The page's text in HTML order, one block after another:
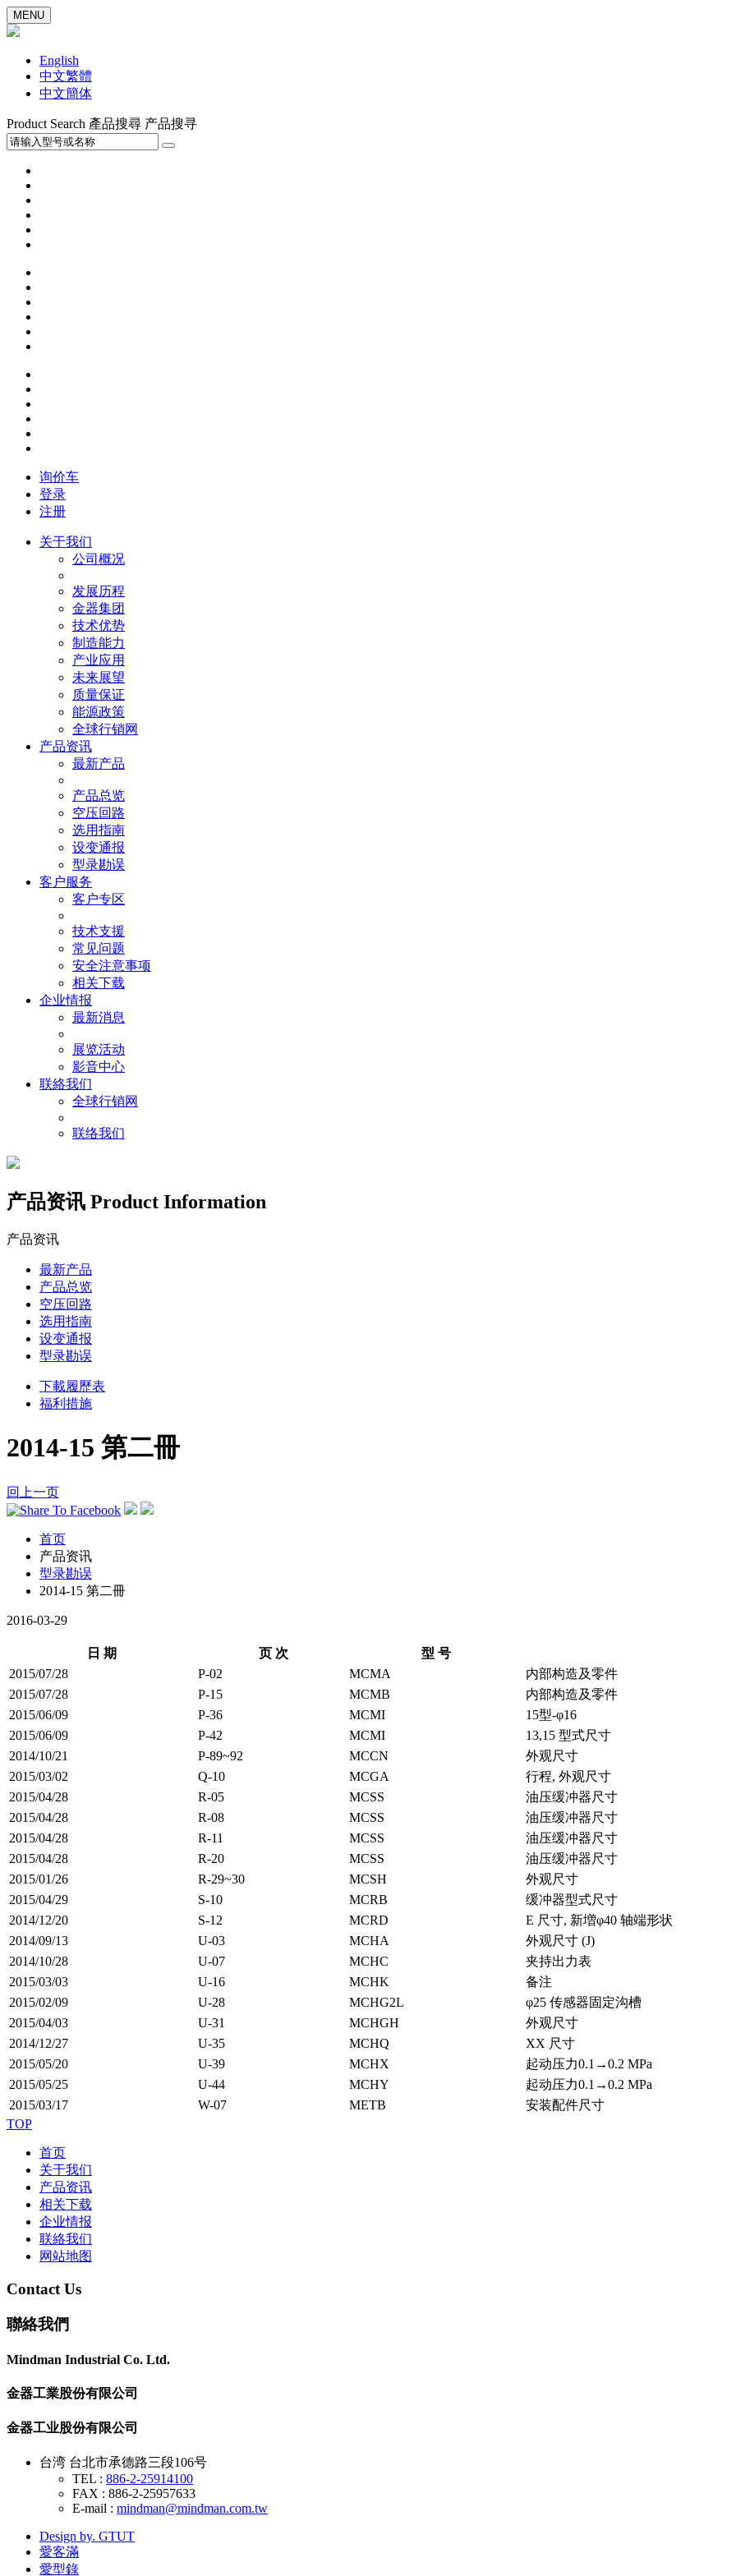
MENU
English
中文繁體
中文簡体
Product Search 產品搜尋 产品搜寻
询价车
登录
注册
关于我们
公司概况
发展历程
金器集团
技术优势
制造能力
产业应用
未来展望
质量保证
能源政策
全球行销网
产品资讯
最新产品
产品总览
空压回路
选用指南
设变通报
型录勘误
客户服务
客户专区
技术支援
常见问题
安全注意事项
相关下载
企业情报
最新消息
展览活动
影音中心
联絡我们
全球行销网
联络我们
产品资讯 Product Information
产品资讯
最新产品
产品总览
空压回路
选用指南
设变通报
型录勘误
下載履歷表
福利措施
2014-15 第二冊
回上一页
首页
产品资讯
型录勘误
2014-15 第二冊
2016-03-29
日 期 页 次 型 号
2015/07/28
P-02 MCMA
内部构造及零件
2015/07/28
P-15 MCMB
内部构造及零件
2015/06/09
P-36 MCMI
15型-φ16
2015/06/09
P-42 MCMI
13,15 型式尺寸
2014/10/21
P-89~92 MCCN
外观尺寸
2015/03/02
Q-10 MCGA
行程, 外观尺寸
2015/04/28
R-05 MCSS
油压缓冲器尺寸
2015/04/28
R-08 MCSS
油压缓冲器尺寸
2015/04/28
R-11 MCSS
油压缓冲器尺寸
2015/04/28
R-20 MCSS
油压缓冲器尺寸
2015/01/26
R-29~30 MCSH
外观尺寸
2015/04/29
S-10 MCRB
缓冲器型式尺寸
2014/12/20
S-12 MCRD
E 尺寸, 新増φ40 轴端形状
2014/09/13
U-03 MCHA
外观尺寸 (J)
2014/10/28
U-07 MCHC
夹持出力表
2015/03/03
U-16 MCHK
备注
2015/02/09
U-28 MCHG2L
φ25 传感器固定沟槽
2015/04/03
U-31 MCHGH
外观尺寸
2014/12/27
U-35 MCHQ
XX 尺寸
2015/05/20
U-39 MCHX
起动压力0.1→0.2 MPa
2015/05/25
U-44 MCHY
起动压力0.1→0.2 MPa
2015/03/17
W-07 METB
安装配件尺寸
TOP
首页
关于我们
产品资讯
相关下载
企业情报
联絡我们
网站地图
Contact Us
聯絡我們
Mindman Industrial Co. Ltd.
金器工業股份有限公司
金器工业股份有限公司
台湾 台北市承德路三段106号
TEL : 886-2-25914100
FAX : 886-2-25957633
E-mail : mindman@mindman.com.tw
Design by. GTUT
愛客滿
愛型錄